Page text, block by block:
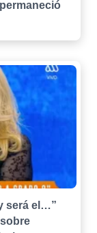
será el…”